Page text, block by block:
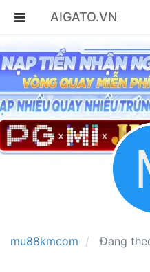
AIGATO.VN
mu88kmcom Đang